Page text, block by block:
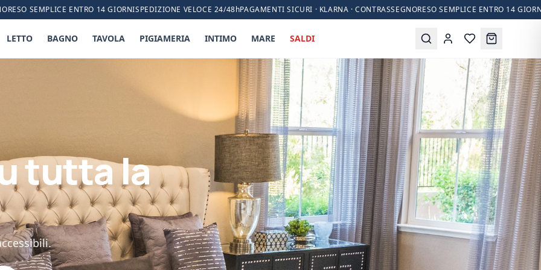
RESO SEMPLICE ENTRO 14 GIORNISPEDIZIONE VELOCE 24/48hPAGAMENTI SICURI · KLARNA · CONTRASSEGNORESO SEMPLICE ENTRO 14
LETTO BAGNO TAVOLA PIGIAMERIA INTIMO MARE SALDI
tutta la